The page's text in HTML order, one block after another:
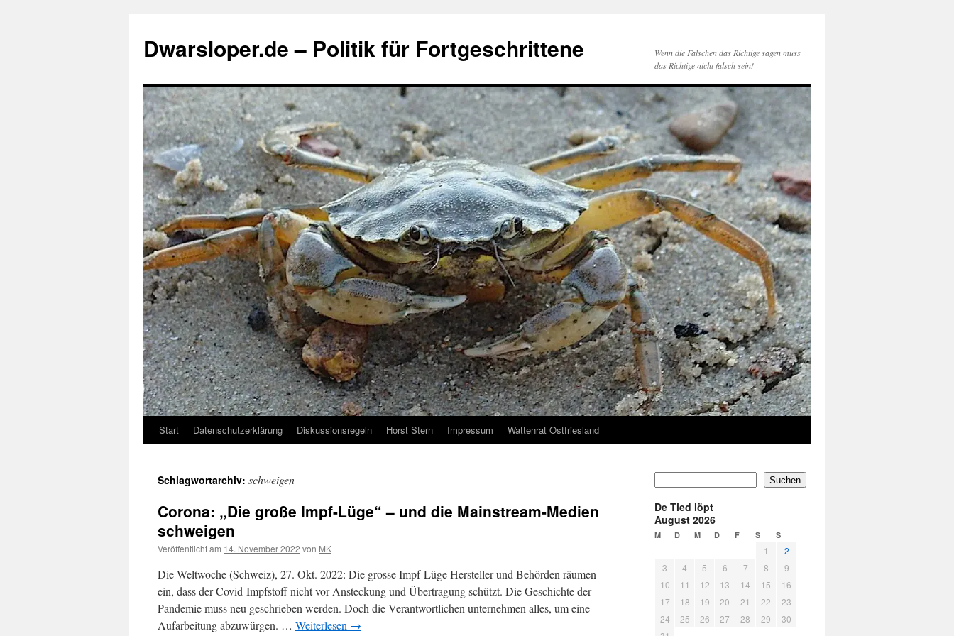
springen
Dwarsloper.de – Politik für Fortgeschrittene
Wenn die Falschen das Richtige sagen muss
das Richtige nicht falsch sein!
Start Datenschutzerklärung Diskussionsregeln Horst Stern Impressum Wattenrat Ostfriesland
Schlagwortarchiv: schweigen
Corona: „Die große Impf-Lüge“ – und die Mainstream-Medien
schweigen
Veröffentlicht am 14. November 2022 von MK
Die Weltwoche (Schweiz), 27. Okt. 2022: Die grosse Impf-Lüge Hersteller und Behörden räumen
ein, dass der Covid-Impfstoff nicht vor Ansteckung und Übertragung schützt. Die Geschichte der
Pandemie muss neu geschrieben werden. Doch die Verantwortlichen unternehmen alles, um eine
Aufarbeitung abzuwürgen. … Weiterlesen →
Suchen
De Tied löpt
August 2026
M D M D F S S
1
2
3
4 5 6 7 8
9
10
11 12 13 14 15
16
17
18 19 20 21 22
23
24
25 26 27 28 29
30